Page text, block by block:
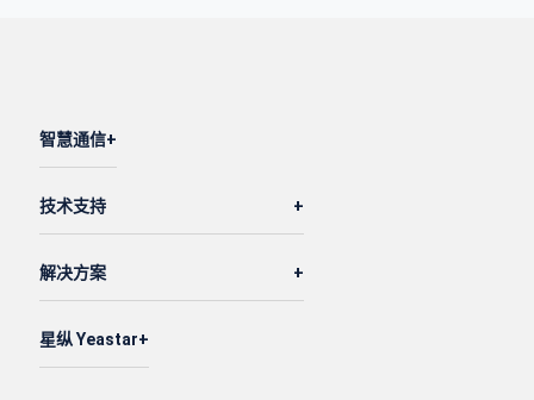
智慧通信
技术支持
解决方案
星纵 Yeastar